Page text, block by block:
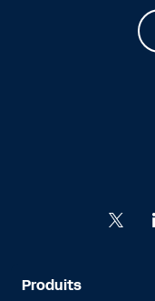
Produits